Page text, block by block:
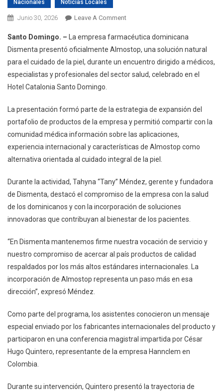
Nacionales Noticias Locales
Junio 30, 2026 Leave A CommentOn
Presenta
Almostop
Al
Sector
Como
Alternativa
Natural
Para
El
De
La
Santo Domingo. – La empresa farmacéutica dominicana
Dismenta presentó oficialmente Almostop, una solución natural
para el cuidado de la piel, durante un encuentro dirigido a médicos,
especialistas y profesionales del sector salud, celebrado en el
Hotel Catalonia Santo Domingo.
La presentación formó parte de la estrategia de expansión del
portafolio de productos de la empresa y permitió compartir con la
comunidad médica información sobre las aplicaciones,
experiencia internacional y características de Almostop como
alternativa orientada al cuidado integral de la piel.
Durante la actividad, Tahyna “Tany” Méndez, gerente y fundadora
de Dismenta, destacó el compromiso de la empresa con la salud
de los dominicanos y con la incorporación de soluciones
innovadoras que contribuyan al bienestar de los pacientes.
“En Dismenta mantenemos firme nuestra vocación de servicio y
nuestro compromiso de acercar al país productos de calidad
respaldados por los más altos estándares internacionales. La
incorporación de Almostop representa un paso más en esa
dirección”, expresó Méndez.
Como parte del programa, los asistentes conocieron un mensaje
especial enviado por los fabricantes internacionales del producto y
participaron en una conferencia magistral impartida por César
Hugo Quintero, representante de la empresa Hannclem en
Colombia.
Durante su intervención, Quintero presentó la trayectoria de